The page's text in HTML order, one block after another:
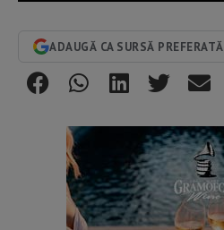
ADAUGĂ CA SURSĂ PREFERATĂ